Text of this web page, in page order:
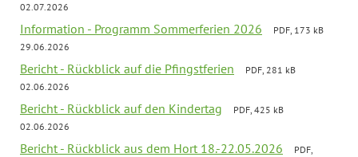
02.07.2026
Information - Programm Sommerferien 2026
PDF, 173 kB
29.06.2026
Bericht - Rückblick auf die Pfingstferien
PDF, 281 kB
02.06.2026
Bericht - Rückblick auf den Kindertag
PDF, 425 kB
02.06.2026
Bericht - Rückblick aus dem Hort 18.-22.05.2026
PDF,